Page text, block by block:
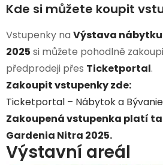
Kde si můžete koupit
Vstupenky na Výstava
2025 si můžete pohodlně
předprodeji přes Ticketportal.
Zakoupit vstupenky zde:
Ticketportal – Nábytok a
Zakoupená vstupenka platí
Gardenia Nitra 2025.
Výstavní areál